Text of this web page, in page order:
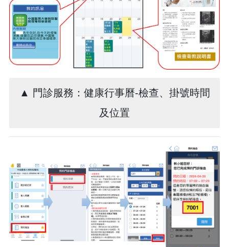
▲ 門診服務：健康行事曆-檢查、掛號時間
及位置